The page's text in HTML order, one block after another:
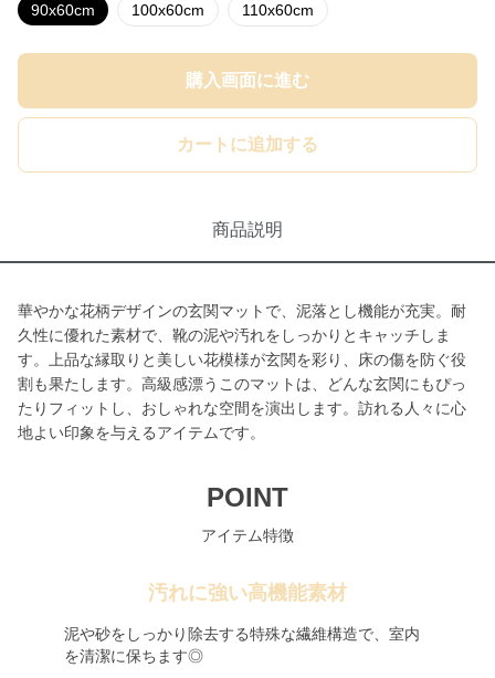
90x60cm 100x60cm 110x60cm
購入画面に進む
カートに追加する
商品説明
華やかな花柄デザインの玄関マットで、泥落とし機能が充実。耐
久性に優れた素材で、靴の泥や汚れをしっかりとキャッチしま
す。上品な縁取りと美しい花模様が玄関を彩り、床の傷を防ぐ役
割も果たします。高級感漂うこのマットは、どんな玄関にもぴっ
たりフィットし、おしゃれな空間を演出します。訪れる人々に心
地よい印象を与えるアイテムです。
POINT
アイテム特徴
汚れに強い高機能素材
泥や砂をしっかり除去する特殊な繊維構造で、室内
を清潔に保ちます◎